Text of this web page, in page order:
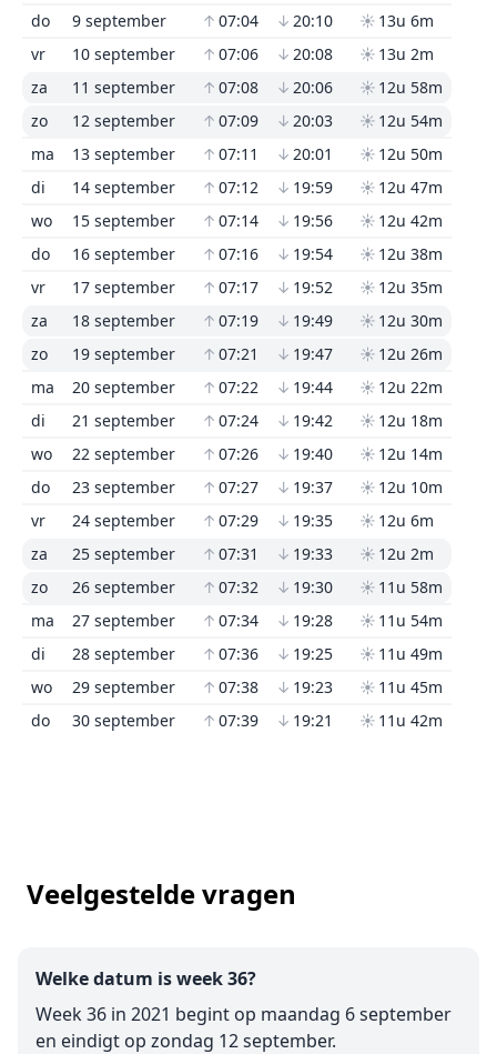
do 9 september ↑ 07:04 ↓ 20:10 ☀ 13u 6m
vr
10 september ↑ 07:06 ↓ 20:08 ☀ 13u 2m
za
11 september ↑ 07:08 ↓ 20:06 ☀ 12u 58m
zo
12 september ↑ 07:09 ↓ 20:03 ☀ 12u 54m
ma
13 september ↑ 07:11 ↓ 20:01 ☀ 12u 50m
di
14 september ↑ 07:12 ↓ 19:59 ☀ 12u 47m
wo
15 september ↑ 07:14 ↓ 19:56 ☀ 12u 42m
do
16 september ↑ 07:16 ↓ 19:54 ☀ 12u 38m
vr
17 september ↑ 07:17 ↓ 19:52 ☀ 12u 35m
za
18 september ↑ 07:19 ↓ 19:49 ☀ 12u 30m
zo
19 september ↑ 07:21 ↓ 19:47 ☀ 12u 26m
ma
20 september ↑ 07:22 ↓ 19:44 ☀ 12u 22m
di
21 september ↑ 07:24 ↓ 19:42 ☀ 12u 18m
wo
22 september ↑ 07:26 ↓ 19:40 ☀ 12u 14m
do
23 september ↑ 07:27 ↓ 19:37 ☀ 12u 10m
vr
24 september ↑ 07:29 ↓ 19:35 ☀ 12u 6m
za
25 september ↑ 07:31 ↓ 19:33 ☀ 12u 2m
zo
26 september ↑ 07:32 ↓ 19:30 ☀ 11u 58m
ma
27 september ↑ 07:34 ↓ 19:28 ☀ 11u 54m
di
28 september ↑ 07:36 ↓ 19:25 ☀ 11u 49m
wo
29 september ↑ 07:38 ↓ 19:23 ☀ 11u 45m
do
30 september ↑ 07:39 ↓ 19:21 ☀ 11u 42m
Veelgestelde vragen
Welke datum is week 36?
Week 36 in 2021 begint op maandag 6 september
en eindigt op zondag 12 september.